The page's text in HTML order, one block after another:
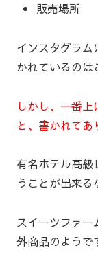
販売場所
インスタグラ
かれているのは
しかし、一番上
と、書かれてあ
有名ホテル高級
うことが出来
スイーツファ
外商品のようで